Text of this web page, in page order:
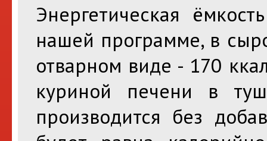
Энергетическая
нашей программе, в
отварном виде - 170
куриной печени в
производится без